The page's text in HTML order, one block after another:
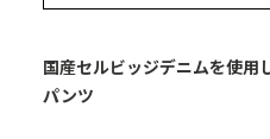
国産セルビッジデニムを使用
パンツ